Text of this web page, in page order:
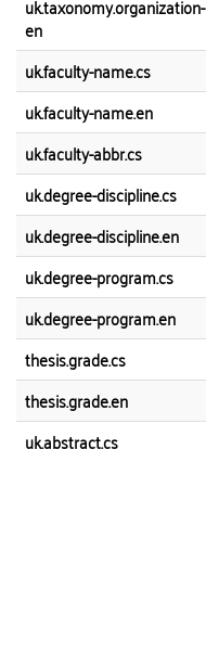
uk.taxonomy.organization-
en
uk.faculty-name.cs
uk.faculty-name.en
uk.faculty-abbr.cs
uk.degree-discipline.cs
uk.degree-discipline.en
uk.degree-program.cs
uk.degree-program.en
thesis.grade.cs
thesis.grade.en
uk.abstract.cs